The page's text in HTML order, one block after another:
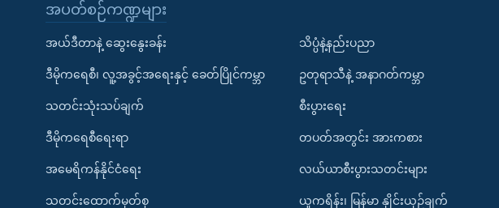
အပတ်စဉ်ကဏ္ဍများ
အယ်ဒီတာနဲ့ ဆွေးနွေးခန်း
ဒီမိုကရေစီ၊ လူ့အခွင့်အရေးနှင့် ခေတ်ပြိုင်ကမ္ဘာ
သတင်းသုံးသပ်ချက်
ဒီမိုကရေစီရေးရာ
အမေရိကန်နိုင်ငံရေး
သတင်းထောက်မှတ်စု
သိပ္ပံနဲ့နည်းပညာ
ဥတုရာသီနဲ့ အနာဂတ်ကမ္ဘာ
စီးပွားရေး
တပတ်အတွင်း အားကစား
လယ်ယာစီးပွားသတင်းများ
ယူကရိန်း၊ မြန်မာ နှိုင်းယှဉ်ချက်